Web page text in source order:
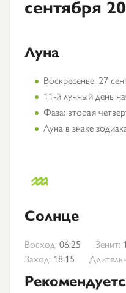
сентября
Луна
Воскресенье, 27
11-й лунный день
Фаза: вторая
Луна в знаке
Солнце
Восход: 06:25 Зенит:
Заход: 18:15